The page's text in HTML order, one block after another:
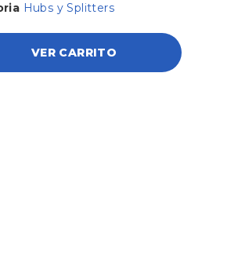
Hubs y Splitters
VER CARRITO